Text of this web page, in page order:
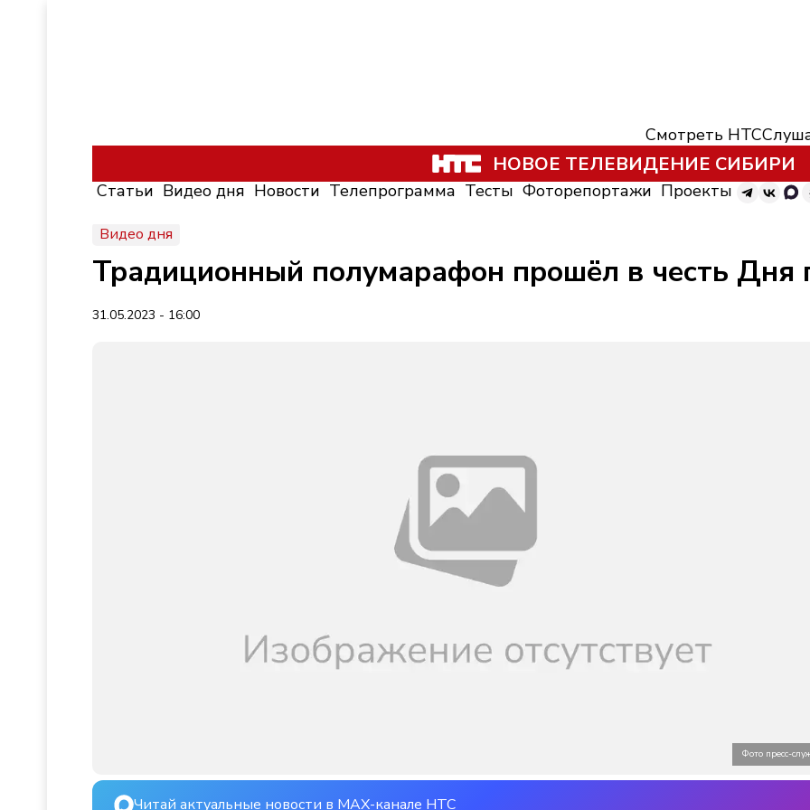
Смотреть НТС
НОВОЕ ТЕЛЕВИДЕНИЕ СИБИРИ
Статьи Видео дня Новости Телепрограмма Тесты Фоторепортажи Проекты
Видео дня
Традиционный полумарафон прошёл в честь Дня
31.05.2023 - 16:00
Фото пресс-
Читай актуальные новости в MAX-канале НТС